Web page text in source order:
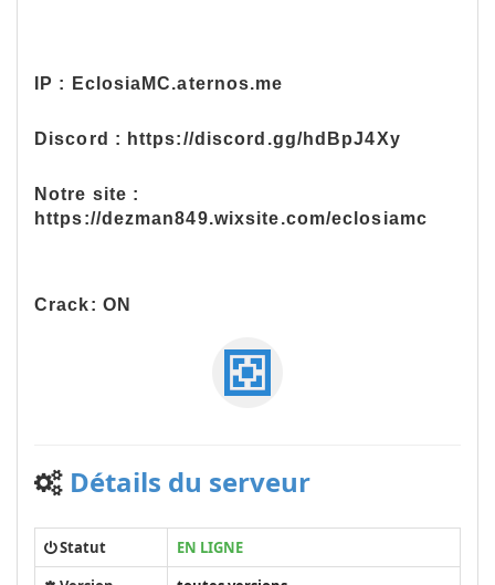
IP : EclosiaMC.aternos.me
Discord : https://discord.gg/hdBpJ4Xy
Notre site :
https://dezman849.wixsite.com/eclosiamc
Crack: ON
Détails du serveur
Statut
EN LIGNE